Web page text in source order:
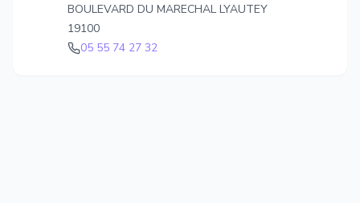
BOULEVARD DU MARECHAL LYAUTEY
19100
05 55 74 27 32